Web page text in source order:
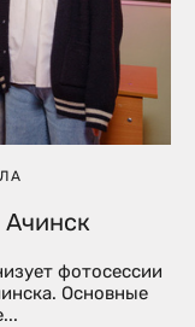
фотосессии
Основные